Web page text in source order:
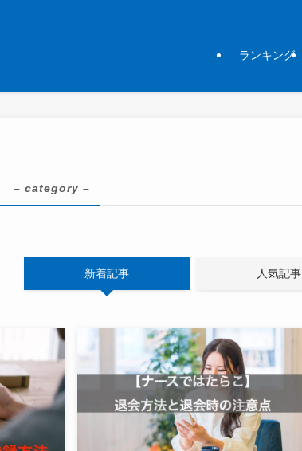
ランキング
– category –
新着記事 人気記事